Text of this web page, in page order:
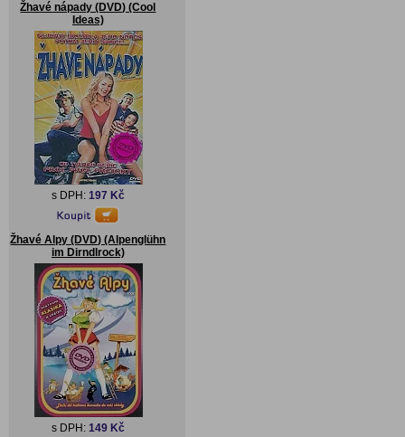
Žhavé nápady (DVD) (Cool
Ideas)
s DPH: 197 Kč
Žhavé Alpy (DVD) (Alpenglühn
im Dirndlrock)
s DPH: 149 Kč